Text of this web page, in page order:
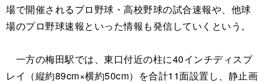
場で開催されるプロ野球・高校野球の試合速報や、他球
場のプロ野球速報といった情報も発信していくという。
一方の梅田駅では、東口付近の柱に40インチディスプ
レイ（縦約89cm×横約50cm）を合計11面設置し、静止画